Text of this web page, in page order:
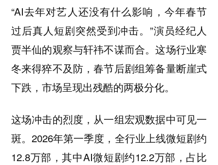
“AI去年对艺人还没有什么影响，今年春节
过后真人短剧突然受到冲击。”演员经纪人
贾半仙的观察与轩祎不谋而合。这场行业寒
冬来得猝不及防，春节后剧组筹备量断崖式
下跌，市场呈现出残酷的两极分化。
这场冲击的烈度，从一组宏观数据中可见一
斑。2026年第一季度，全行业上线微短剧约
12.8万部，其中AI微短剧约12.2万部，占比